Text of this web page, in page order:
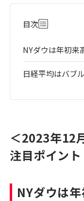
目次
NYダウは年初来
日経平均はバブ
＜2023年12
注目ポイント
NYダウは